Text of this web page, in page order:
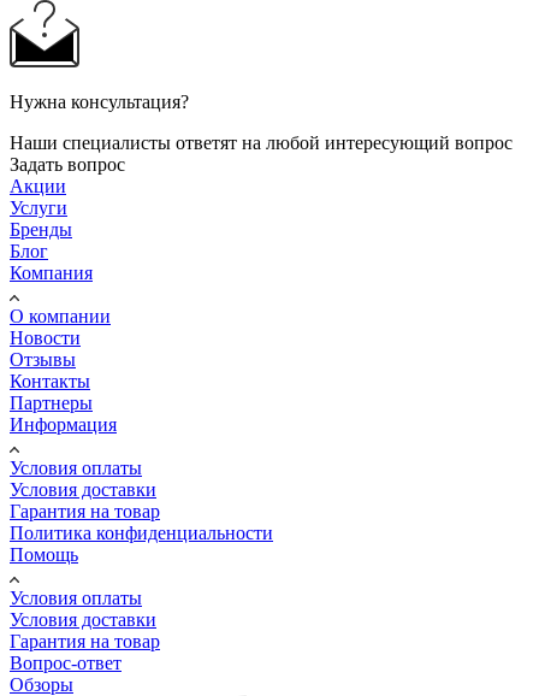
Нужна консультация?
Наши специалисты ответят на любой интересующий вопрос
Задать вопрос
Акции
Услуги
Бренды
Блог
Компания
О компании
Новости
Отзывы
Контакты
Партнеры
Информация
Условия оплаты
Условия доставки
Гарантия на товар
Политика конфиденциальности
Помощь
Условия оплаты
Условия доставки
Гарантия на товар
Вопрос-ответ
Обзоры